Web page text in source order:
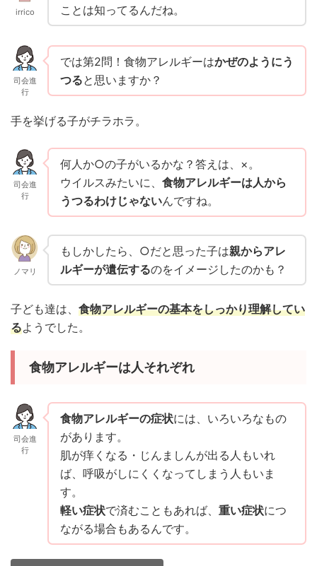
irrico
ことは知ってるんだね。
司会進
行
では第2問！食物アレルギーはかぜのようにう
つると思いますか？
手を挙げる子がチラホラ。
司会進
行
何人か○の子がいるかな？答えは、×。
ウイルスみたいに、 食物アレルギーは人から
うつるわけじゃないんですね。
ノマリ
もしかしたら、○だと思った子は親からアレ
ルギーが遺伝するのをイメージしたのかも？
子ども達は、 食物アレルギーの基本をしっかり理解してい
るようでした。
食物アレルギーは人それぞれ
司会進
行
食物アレルギーの症状には、いろいろなもの
があります。
肌が痒くなる・じんましんが出る人もいれ
ば、呼吸がしにくくなってしまう人もいま
す。
軽い症状で済むこともあれば、 重い症状につ
ながる場合もあるんです。